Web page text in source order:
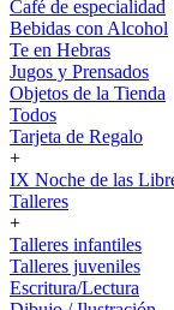
Café de especialidad
Bebidas con Alcohol
Te en Hebras
Jugos y Prensados
Objetos de la Tienda
Todos
Tarjeta de Regalo
+
IX Noche de las
Talleres
+
Talleres infantiles
Talleres juveniles
Escritura/Lectura